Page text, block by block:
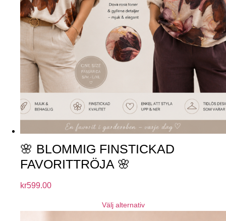
🌸 BLOMMIG FINSTICKAD
FAVORITTRÖJA 🌸
kr599.00
Välj alternativ